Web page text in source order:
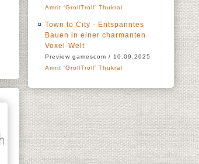
Amrit 'GrollTroll' Thukral
Town to City - Entspanntes
Bauen in einer charmanten
Voxel-Welt
Preview gamescom / 10.09.2025
Amrit 'GrollTroll' Thukral